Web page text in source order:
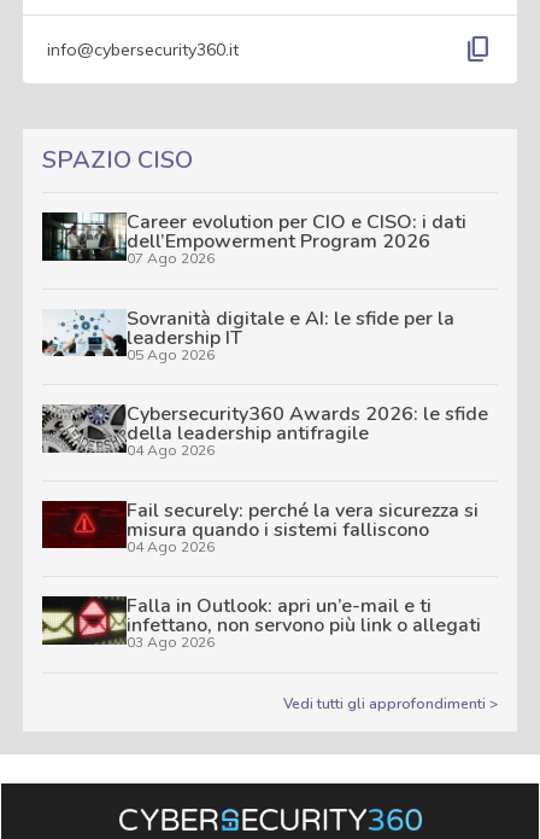
info@cybersecurity360.it content_copy
SPAZIO CISO
Career evolution per CIO e CISO: i dati
dell’Empowerment Program 2026
07 Ago 2026
Sovranità digitale e AI: le sfide per la
leadership IT
05 Ago 2026
Cybersecurity360 Awards 2026: le sfide
della leadership antifragile
04 Ago 2026
Fail securely: perché la vera sicurezza si
misura quando i sistemi falliscono
04 Ago 2026
Falla in Outlook: apri un’e-mail e ti
infettano, non servono più link o allegati
03 Ago 2026
Vedi tutti gli approfondimenti >